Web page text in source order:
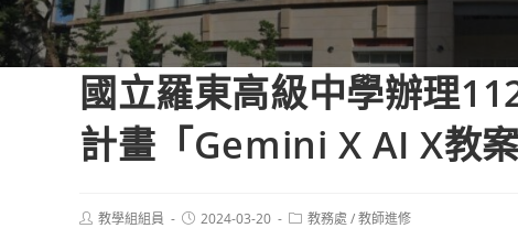
國立羅東高級中學辦理
計畫「Gemini X AI X教
Post教學組組員
Post2024-03-20
Post教務處 /教師進修